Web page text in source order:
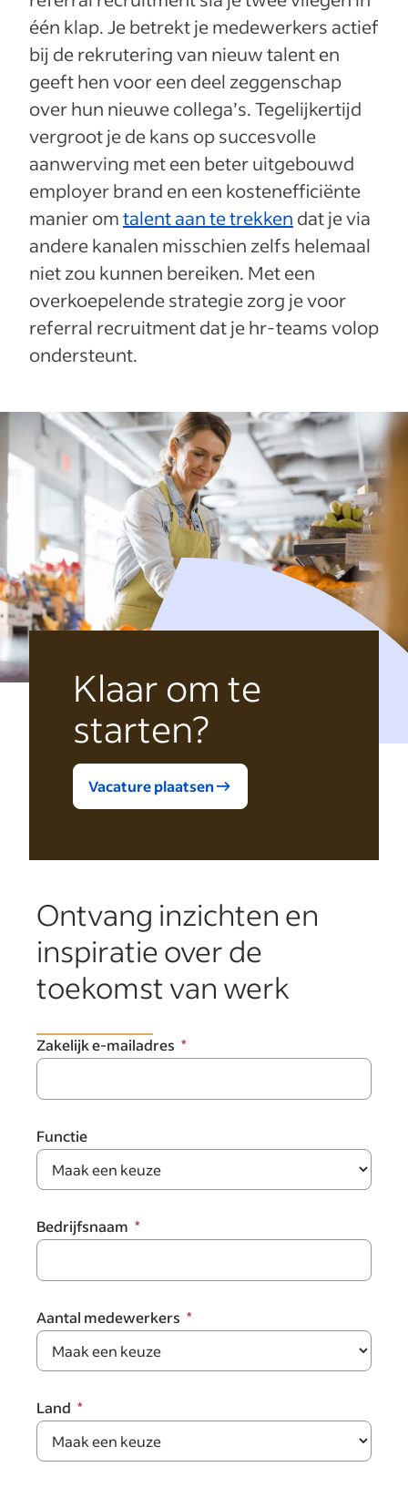
één klap. Je betrekt je medewerkers actief
bij de rekrutering van nieuw talent en
geeft hen voor een deel zeggenschap
over hun nieuwe collega’s. Tegelijkertijd
vergroot je de kans op succesvolle
aanwerving met een beter uitgebouwd
employer brand en een kostenefficiënte
manier omtalent aan te trekken dat je via
andere kanalen misschien zelfs helemaal
niet zou kunnen bereiken. Met een
overkoepelende strategie zorg je voor
referral recruitment dat je hr-teams volop
ondersteunt.
Klaar om te
starten?
Vacature plaatsen
Ontvang inzichten en
inspiratie over de
toekomst van werk
Zakelijk e-mailadres
Functie
Bedrijfsnaam
Aantal medewerkers
Land